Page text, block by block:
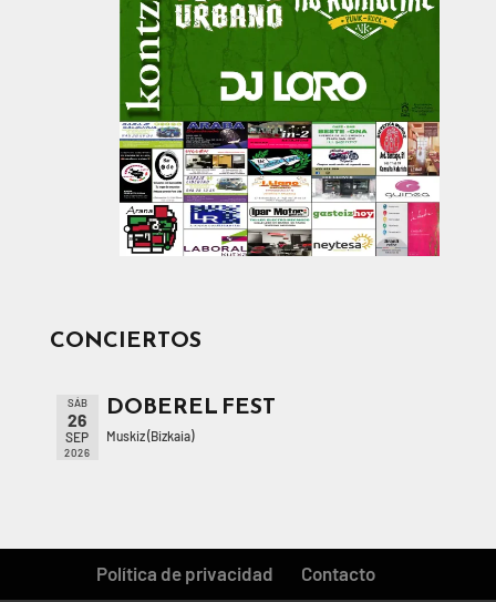
CONCIERTOS
SÁB
26
SEP
2026
DOBEREL FEST
Muskiz (Bizkaia)
Política de privacidad Contacto